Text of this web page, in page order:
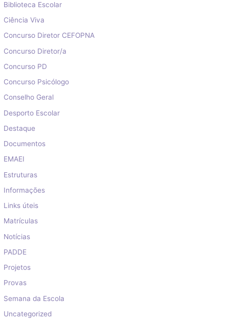
Biblioteca Escolar
Ciência Viva
Concurso Diretor CEFOPNA
Concurso Diretor/a
Concurso PD
Concurso Psicólogo
Conselho Geral
Desporto Escolar
Destaque
Documentos
EMAEI
Estruturas
Informações
Links úteis
Matrículas
Notícias
PADDE
Projetos
Provas
Semana da Escola
Uncategorized